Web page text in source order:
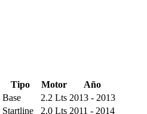
Tipo Motor
Año
Base 2.2 Lts 2013 - 2013
Startline 2.0 Lts 2011 - 2014